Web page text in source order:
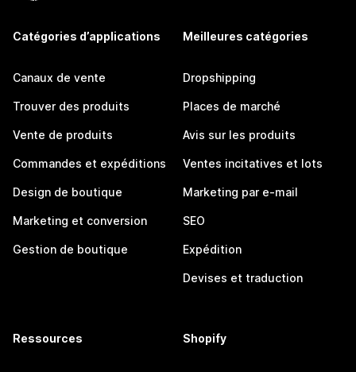
Catégories d’applications
Canaux de vente
Trouver des produits
Vente de produits
Commandes et expéditions
Design de boutique
Marketing et conversion
Gestion de boutique
Meilleures catégories
Dropshipping
Places de marché
Avis sur les produits
Ventes incitatives et lots
Marketing par e-mail
SEO
Expédition
Devises et traduction
Ressources Shopify